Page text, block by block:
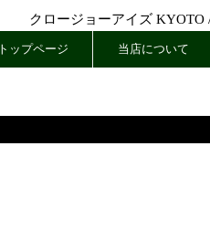
クロージョーアイズ KYOTO
トップページ 当店について